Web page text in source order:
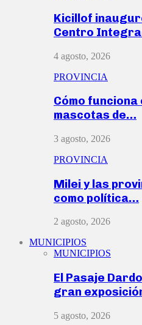
Kicillof
Centro
4 agosto, 2026
PROVINCIA
Cómo
mascotas de…
3 agosto, 2026
PROVINCIA
Milei y las
como política…
2 agosto, 2026
MUNICIPIOS
MUNICIPIOS
El Pasaje
gran
5 agosto, 2026